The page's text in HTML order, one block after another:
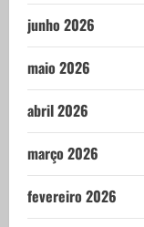
junho 2026
maio 2026
abril 2026
março 2026
fevereiro 2026